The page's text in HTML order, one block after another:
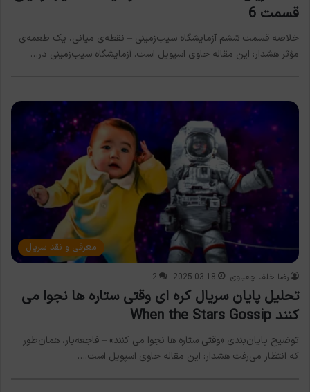
قسمت 6
خلاصه قسمت ششم آزمایشگاه سیب‌زمینی – نقطه‌ی میانی، یک طعمه‌ی
مؤثر هشدار: این مقاله حاوی اسپویل است. آزمایشگاه سیب‌زمینی در…
معرفی و نقد سریال
رضا خلف چعباوی 2025-03-18
2
تحلیل پایان سریال کره ای وقتی ستاره ها نجوا می
کنند When the Stars Gossip
توضیح پایان‌بندی «وقتی ستاره ها نجوا می کنند» – فاجعه‌بار، همان‌طور
که انتظار می‌رفت هشدار: این مقاله حاوی اسپویل است.…